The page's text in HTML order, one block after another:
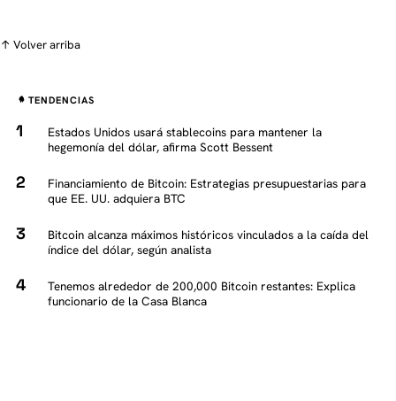
↑ Volver arriba
TENDENCIAS
Estados Unidos usará stablecoins para mantener la
hegemonía del dólar, afirma Scott Bessent
Financiamiento de Bitcoin: Estrategias presupuestarias para
que EE. UU. adquiera BTC
Bitcoin alcanza máximos históricos vinculados a la caída del
índice del dólar, según analista
Tenemos alrededor de 200,000 Bitcoin restantes: Explica
funcionario de la Casa Blanca